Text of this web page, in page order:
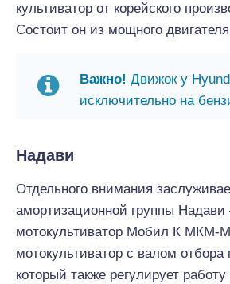
культиватор от корейского
Состоит он из мощного
Важно! Движок у
исключительно на
Надави
Отдельного внимания
амортизационной группы
мотокультиватор Мобил К МКМ-
мотокультиватор с валом
который также регулирует